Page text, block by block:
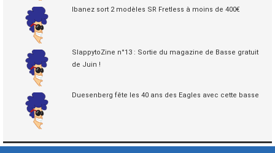
Ibanez sort 2 modèles SR Fretless à moins de 400€
SlappytoZine n°13 : Sortie du magazine de Basse gratuit
de Juin !
Duesenberg fête les 40 ans des Eagles avec cette basse